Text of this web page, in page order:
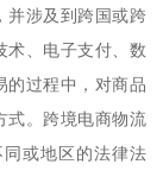
并涉及到跨国或跨
术、电子支付、数
的过程中，对商品
式。跨境电商物流
或地区的法律法